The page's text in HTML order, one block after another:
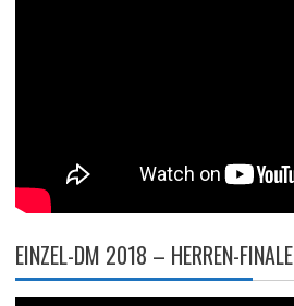
EINZEL-DM 2018 – HERREN-FINALE